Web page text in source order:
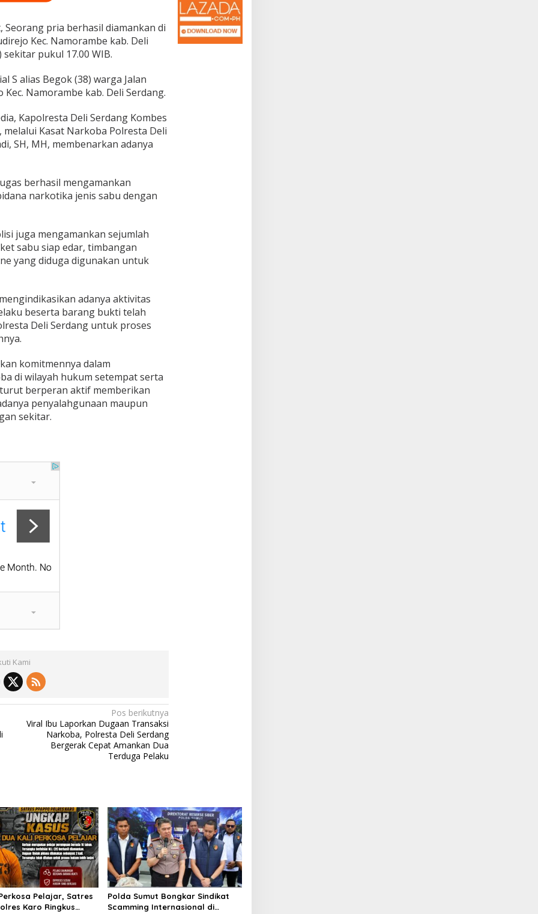
pria berhasil diamankan di
Kec. Namorambe kab. Deli
pukul 17.00 WIB.
S alias Begok (38) warga Jalan
Namorambe kab. Deli Serdang.
Kapolresta Deli Serdang Kombes
melalui Kasat Narkoba Polresta Deli
SH, MH, membenarkan adanya
berhasil mengamankan
narkotika jenis sabu dengan
juga mengamankan sejumlah
sabu siap edar, timbangan
yang diduga digunakan untuk
adanya aktivitas
beserta barang bukti telah
Deli Serdang untuk proses
komitmennya dalam
di wilayah hukum setempat serta
berperan aktif memberikan
penyalahgunaan maupun
sekitar.
Kami
Pos berikutnya
Viral Ibu Laporkan Dugaan Transaksi
Narkoba, Polresta Deli Serdang
Bergerak Cepat Amankan Dua
Terduga Pelaku
Pelajar, Satres
Karo Ringkus
Polda Sumut Bongkar Sindikat
Scamming Internasional di